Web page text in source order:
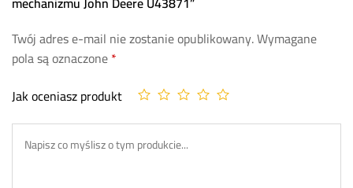
Twój adres e-mail nie zostanie opublikowany.Wymagane
pola są oznaczone*
Jak oceniasz produkt